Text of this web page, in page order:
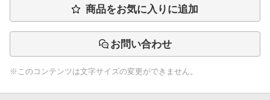
商品をお気に入りに追加
お問い合わせ
※このコンテンツは文字サイズの変更ができません。